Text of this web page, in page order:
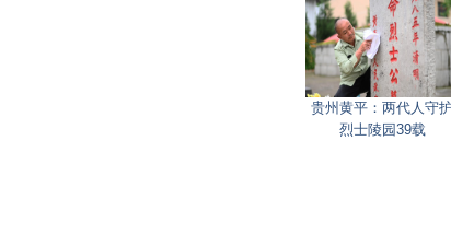
贵州黄平：两代人守护
烈士陵园39载